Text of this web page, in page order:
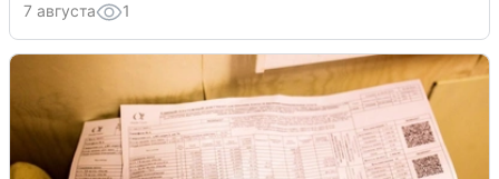
7 августа 1